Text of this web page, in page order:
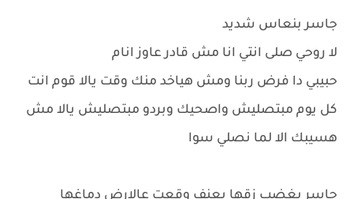
جاسر بنعاس شديد
لا روحي صلى انتي انا مش قادر عاوز انام
حبيبي دا فرض ربنا ومش هياخد منك وقت يالا قوم انت
كل يوم مبتصليش واصحيك وبردو مبتصليش يالا مش
هسيبك الا لما نصلي سوا
جاسر بغضب زقها بعنف وقعت عالارض دماغها